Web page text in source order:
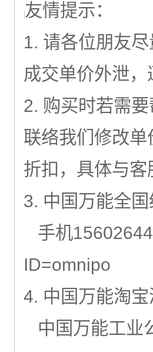
友情提示：
1. 请各位朋友尽
成交单价外泄
2. 购买时若需
联络我们修改
折扣，具体与客
3. 中国万能全
手机
ID=omnipo
4. 中国万能淘
中国万能工业